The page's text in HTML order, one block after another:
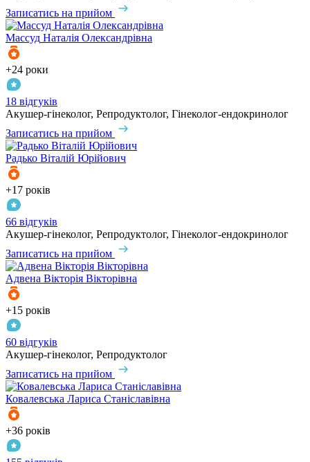
Записатись на прийом
Массуд Наталія Олександрівна
+24 роки
18 відгуків
Акушер-гінеколог, Репродуктолог, Гінеколог-ендокринолог
Записатись на прийом
Радько Віталій Юрійович
+17 років
66 відгуків
Акушер-гінеколог, Репродуктолог, Гінеколог-ендокринолог
Записатись на прийом
Адвена Вікторія Вікторівна
+15 років
60 відгуків
Акушер-гінеколог, Репродуктолог
Записатись на прийом
Ковалевська Лариса Станіславівна
+36 років